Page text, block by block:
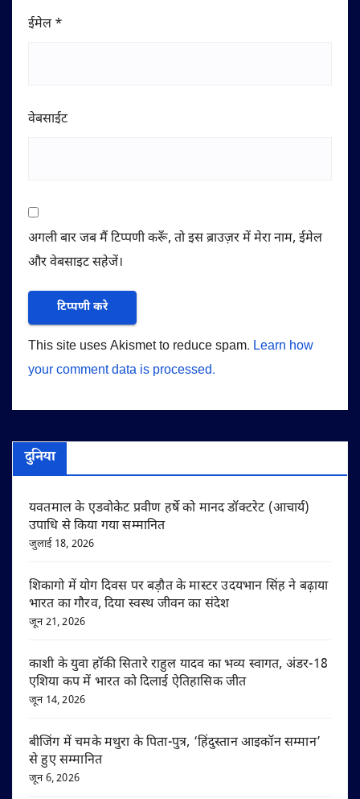
ईमेल *
वेबसाईट
अगली बार जब मैं टिप्पणी करूँ, तो इस ब्राउज़र में मेरा नाम, ईमेल
और वेबसाइट सहेजें।
This site uses Akismet to reduce spam. Learn how
your comment data is processed.
दुनिया
यवतमाल के एडवोकेट प्रवीण हर्षे को मानद डॉक्टरेट (आचार्य)
उपाधि से किया गया सम्मानित
जुलाई 18, 2026
शिकागो में योग दिवस पर बड़ौत के मास्टर उदयभान सिंह ने बढ़ाया
भारत का गौरव, दिया स्वस्थ जीवन का संदेश
जून 21, 2026
काशी के युवा हॉकी सितारे राहुल यादव का भव्य स्वागत, अंडर-18
एशिया कप में भारत को दिलाई ऐतिहासिक जीत
जून 14, 2026
बीजिंग में चमके मथुरा के पिता-पुत्र, ‘हिंदुस्तान आइकॉन सम्मान’
से हुए सम्मानित
जून 6, 2026